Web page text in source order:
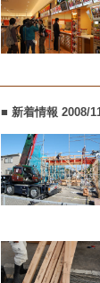
■ 新着情報 2008/